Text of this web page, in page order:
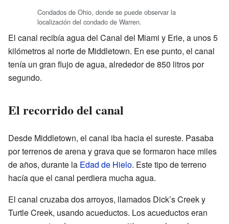
Condados de Ohio, donde se puede observar la
localización del condado de Warren.
El canal recibía agua del Canal del Miami y Erie, a unos 5
kilómetros al norte de Middletown. En ese punto, el canal
tenía un gran flujo de agua, alrededor de 850 litros por
segundo.
El recorrido del canal
Desde Middletown, el canal iba hacia el sureste. Pasaba
por terrenos de arena y grava que se formaron hace miles
de años, durante la Edad de Hielo. Este tipo de terreno
hacía que el canal perdiera mucha agua.
El canal cruzaba dos arroyos, llamados Dick’s Creek y
Turtle Creek, usando acueductos. Los acueductos eran